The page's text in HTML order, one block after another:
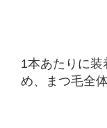
1本あたりに
め、まつ毛全